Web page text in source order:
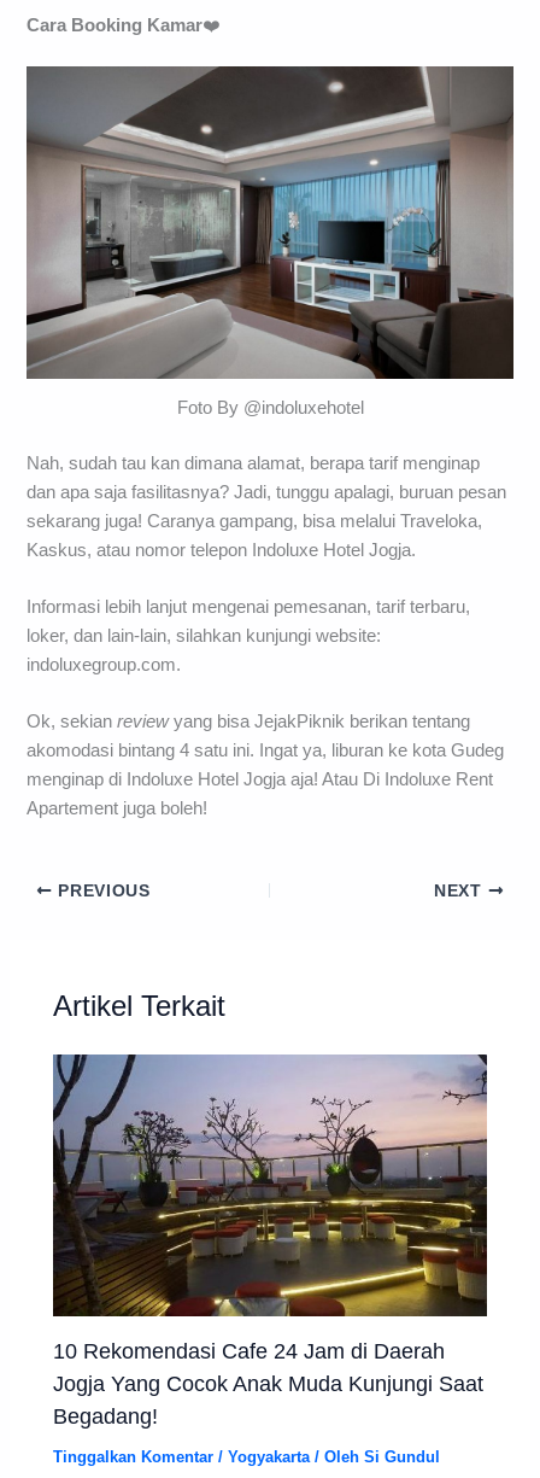
Cara Booking Kamar❤️
Foto By @indoluxehotel
Nah, sudah tau kan dimana alamat, berapa tarif menginap
dan apa saja fasilitasnya? Jadi, tunggu apalagi, buruan pesan
sekarang juga! Caranya gampang, bisa melalui Traveloka,
Kaskus, atau nomor telepon Indoluxe Hotel Jogja.
Informasi lebih lanjut mengenai pemesanan, tarif terbaru,
loker, dan lain-lain, silahkan kunjungi website:
indoluxegroup.com.
Ok, sekianreviewyang bisa JejakPiknik berikan tentang
akomodasi bintang 4 satu ini. Ingat ya, liburan ke kota Gudeg
menginap di Indoluxe Hotel Jogja aja! Atau Di Indoluxe Rent
Apartement juga boleh!
PREVIOUS NEXT
Artikel Terkait
10 Rekomendasi Cafe 24 Jam di Daerah
Jogja Yang Cocok Anak Muda Kunjungi Saat
Begadang!
Tinggalkan Komentar /Yogyakarta / OlehSi Gundul